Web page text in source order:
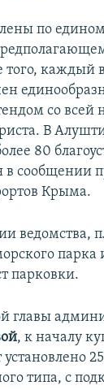
по
того, каждый
со всей
В
80
в сообщении
Крыма.
ведомства,
парка
парковки.
главы
, к началу
установлено
типа, с